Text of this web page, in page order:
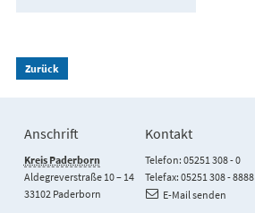
Zurück
Anschrift
Kreis Paderborn
Aldegreverstraße 10 – 14
33102 Paderborn
Kontakt
Telefon: 05251 308 - 0
Telefax: 05251 308 - 8888
E-Mail senden